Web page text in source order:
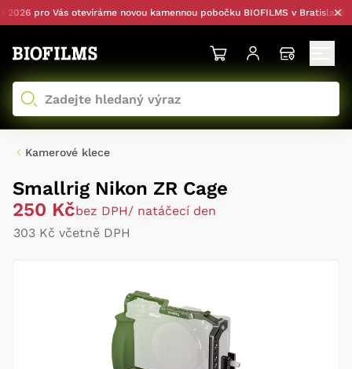
pro Vás otevíráme novou kamennou pobočku BIOFILMS v Bratislavě
Kamerové klece
Smallrig Nikon ZR Cage
250 Kčbez DPH/ natáčecí den
303 Kč včetně DPH